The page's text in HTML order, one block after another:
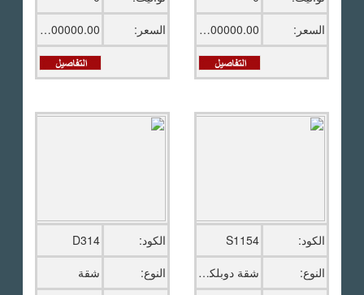
السعر:
1800000.00 ج.م
السعر:
8300000.00 ج.م
الكود:
S1154
النوع:
شقة دوبلكس
الكود:
D314
النوع:
شقة